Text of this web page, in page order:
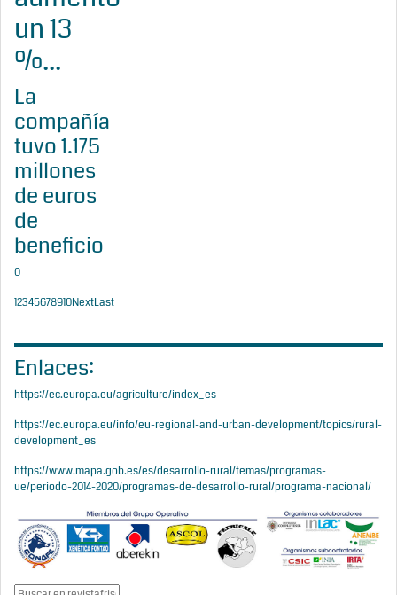
un 13
%...
La
compañía
tuvo 1.175
millones
de euros
de
beneficio
0
12345678910NextLast
Enlaces:
https://ec.europa.eu/agriculture/index_es
https://ec.europa.eu/info/eu-regional-and-urban-development/topics/rural-
development_es
https://www.mapa.gob.es/es/desarrollo-rural/temas/programas-
ue/periodo-2014-2020/programas-de-desarrollo-rural/programa-nacional/